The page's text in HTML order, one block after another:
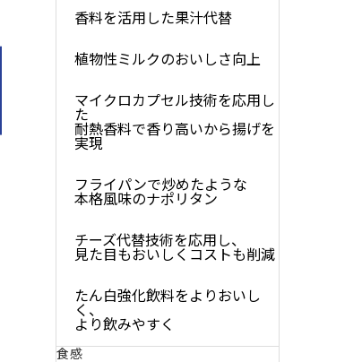
香料を活用した果汁代替
植物性ミルクのおいしさ向上
マイクロカプセル技術を応用し
た
耐熱香料で香り高いから揚げを
実現
フライパンで炒めたような
本格風味のナポリタン
チーズ代替技術を応用し、
見た目もおいしくコストも削減
たん白強化飲料をよりおいし
く、
より飲みやすく
食感